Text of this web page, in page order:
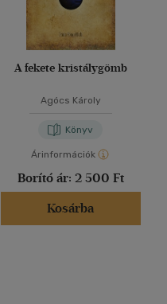
A fekete kristálygömb
Agócs Károly
Könyv
Árinformációk
Borító ár: 2 500 Ft
Kosárba